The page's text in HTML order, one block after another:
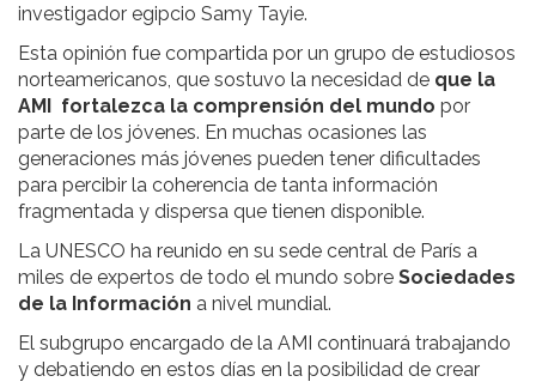
investigador egipcio Samy Tayie.
Esta opinión fue compartida por un grupo de estudiosos
norteamericanos, que sostuvo la necesidad de que la
AMI fortalezca la comprensión del mundo por
parte de los jóvenes. En muchas ocasiones las
generaciones más jóvenes pueden tener dificultades
para percibir la coherencia de tanta información
fragmentada y dispersa que tienen disponible.
La UNESCO ha reunido en su sede central de París a
miles de expertos de todo el mundo sobre Sociedades
de la Información a nivel mundial.
El subgrupo encargado de la AMI continuará trabajando
y debatiendo en estos días en la posibilidad de crear